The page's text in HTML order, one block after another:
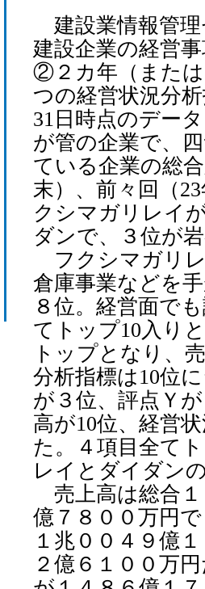
建設業情報管理
建設企業の経営
②２カ年（また
つの経営状況分
31日時点のデー
が管の企業で、
ている企業の総
末）、前々回（
クシマガリレイ
ダンで、３位が
フクシマガリレ
倉庫事業などを
８位。経営面で
てトップ10入り
トップとなり、
分析指標は10位
が３位、評点Ｙ
高が10位、経営
た。４項目全て
レイとダイダン
売上高は総合１
億７８００万円
１兆００４９億
２億６１００万